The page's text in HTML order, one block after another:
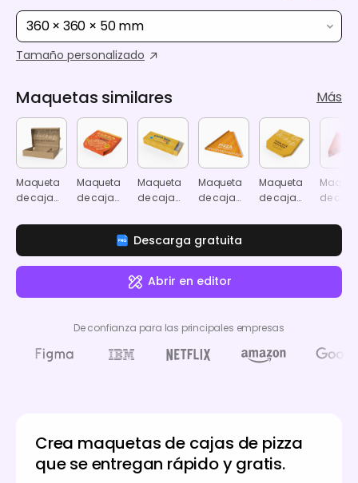
360 × 360 × 50 mm
Tamaño personalizado
Maquetas similares Más
Maqueta
de caja
Maqueta
de caja
Maqueta
de caja
comida
Maqueta
de caja
triangular
Maqueta
de caja
de caja
Descarga gratuita
Abrir en editor
De confianza para las principales empresas
Crea maquetas de cajas de pizza
que se entregan rápido y gratis.